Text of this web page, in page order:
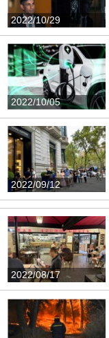
2022/10/29
2022/10/05
2022/09/12
2022/08/17